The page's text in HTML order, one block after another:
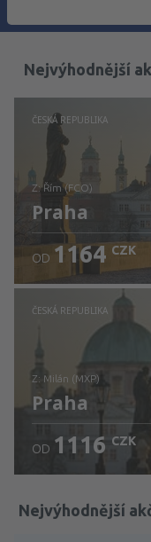
Nejvýhodnější
ČESKÁ REPUBLIKA
z: Řím (FCO)
Praha
Zjistěte detaily
OD 1164 CZK
ČESKÁ REPUBLIKA
z: Milán (MXP)
Praha
Zjistěte
OD 1116 CZK
Nejvýhodnější